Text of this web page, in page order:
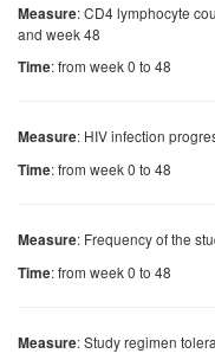
Measure: CD4 lymphocyte
and week 48
Time: from week 0 to 48
Measure: HIV infection
Time: from week 0 to 48
Measure: Frequency of the
Time: from week 0 to 48
Measure: Study regimen